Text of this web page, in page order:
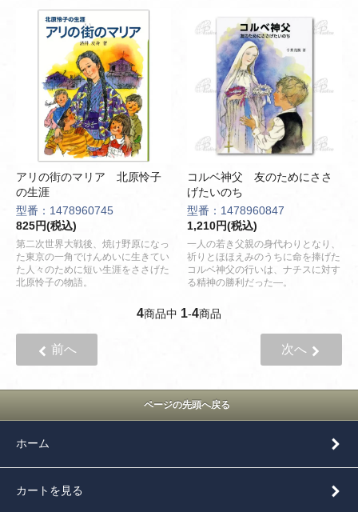
アリの街のマリア 北原怜子
の生涯
型番：1478960745
825円(税込)
第二次世界大戦後、焼け野原になっ
た東京の一角でけんめいに生きてい
た人々のために短い生涯をささげた
北原怜子の物語。
コルベ神父 友のためにささ
げたいのち
型番：1478960847
1,210円(税込)
一人の若き父親の身代わりとなり、
祈りとほほえみのうちに命を捧げた
コルベ神父の行いは、ナチスに対す
る精神の勝利だった―。
4商品中 1-4商品
前へ 次へ
ページの先頭へ戻る
ホーム
カートを見る